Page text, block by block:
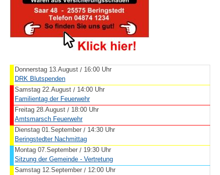
Donnerstag 13.August / 16:00 Uhr
DRK Blutspenden
Samstag 22.August / 14:00 Uhr
Familientag der Feuerwehr
Freitag 28.August / 18:00 Uhr
Amtsmarsch Feuerwehr
Dienstag 01.September / 14:30 Uhr
Beringstedter Nachmittag
Montag 07.September / 19:30 Uhr
Sitzung der Gemeinde - Vertretung
Samstag 12.September / 12:00 Uhr